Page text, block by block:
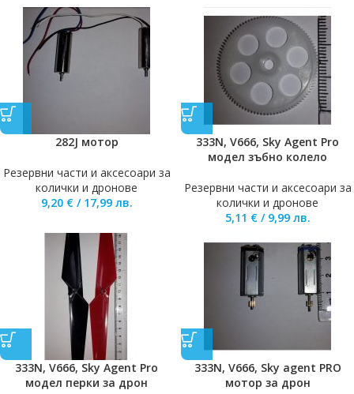
282J мотор
Резервни части и аксесоари за
колички и дронове
9,20 € / 17,99 лв.
333N, V666, Sky Agent Pro
модел зъбно колело
Резервни части и аксесоари за
колички и дронове
5,11 € / 9,99 лв.
333N, V666, Sky Agent Pro
модел перки за дрон
333N, V666, Sky agent PRO
мотор за дрон